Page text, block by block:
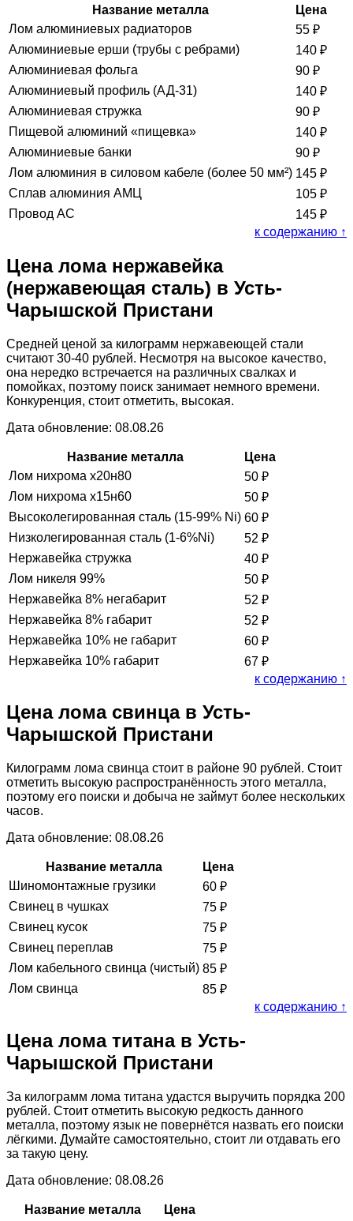
Название металла
Цена
Лом алюминиевых радиаторов
55 ₽
Алюминиевые ерши (трубы с ребрами)
140 ₽
Алюминиевая фольга
90 ₽
Алюминиевый профиль (АД-31)
140 ₽
Алюминиевая стружка
90 ₽
Пищевой алюминий «пищевка»
140 ₽
Алюминиевые банки
90 ₽
Лом алюминия в силовом кабеле (более 50 мм²) 145 ₽
Сплав алюминия АМЦ
105 ₽
Провод АС
145 ₽
к содержанию ↑
Цена лома нержавейка
(нержавеющая сталь) в Усть-
Чарышской Пристани
Средней ценой за килограмм нержавеющей стали
считают 30-40 рублей. Несмотря на высокое качество,
она нередко встречается на различных свалках и
помойках, поэтому поиск занимает немного времени.
Конкуренция, стоит отметить, высокая.
Дата обновление: 08.08.26
Название металла
Цена
Лом нихрома х20н80
50 ₽
Лом нихрома х15н60
50 ₽
Высоколегированная сталь (15-99% Ni) 60 ₽
Низколегированная сталь (1-6%Ni)
52 ₽
Нержавейка стружка
40 ₽
Лом никеля 99%
50 ₽
Нержавейка 8% негабарит
52 ₽
Нержавейка 8% габарит
52 ₽
Нержавейка 10% не габарит
60 ₽
Нержавейка 10% габарит
67 ₽
к содержанию ↑
Цена лома свинца в Усть-
Чарышской Пристани
Килограмм лома свинца стоит в районе 90 рублей. Стоит
отметить высокую распространённость этого металла,
поэтому его поиски и добыча не займут более нескольких
часов.
Дата обновление: 08.08.26
Название металла
Цена
Шиномонтажные грузики
60 ₽
Свинец в чушках
75 ₽
Свинец кусок
75 ₽
Свинец переплав
75 ₽
Лом кабельного свинца (чистый) 85 ₽
Лом свинца
85 ₽
к содержанию ↑
Цена лома титана в Усть-
Чарышской Пристани
За килограмм лома титана удастся выручить порядка 200
рублей. Стоит отметить высокую редкость данного
металла, поэтому язык не повернётся назвать его поиски
лёгкими. Думайте самостоятельно, стоит ли отдавать его
за такую цену.
Дата обновление: 08.08.26
Название металла
Цена